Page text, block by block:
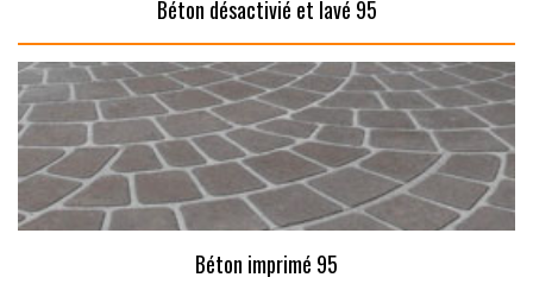
Béton désactivié et lavé 95
Béton imprimé 95